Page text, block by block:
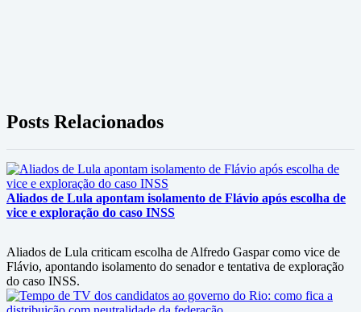
Posts Relacionados
Aliados de Lula apontam isolamento de Flávio após escolha de
vice e exploração do caso INSS
Aliados de Lula criticam escolha de Alfredo Gaspar como vice de
Flávio, apontando isolamento do senador e tentativa de exploração
do caso INSS.